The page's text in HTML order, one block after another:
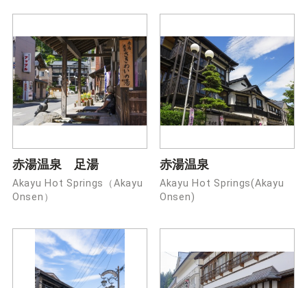
赤湯温泉 足湯
Akayu Hot Springs（Akayu
Onsen）
赤湯温泉
Akayu Hot Springs(Akayu
Onsen)